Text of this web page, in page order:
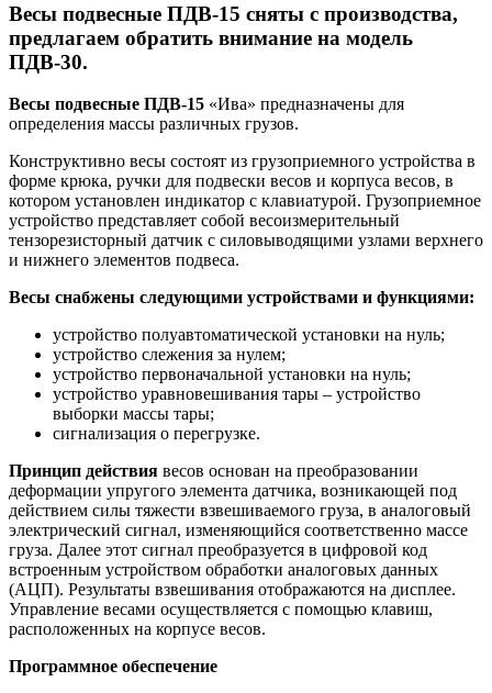
Весы подвесные ПДВ-15 сняты с производства,
предлагаем обратить внимание на модель
ПДВ-30.
Весы подвесные ПДВ-15 «Ива» предназначены для
определения массы различных грузов.
Конструктивно весы состоят из грузоприемного устройства в
форме крюка, ручки для подвески весов и корпуса весов, в
котором установлен индикатор с клавиатурой. Грузоприемное
устройство представляет собой весоизмерительный
тензорезисторный датчик с силовыводящими узлами верхнего
и нижнего элементов подвеса.
Весы снабжены следующими устройствами и функциями:
устройство полуавтоматической установки на нуль;
устройство слежения за нулем;
устройство первоначальной установки на нуль;
устройство уравновешивания тары – устройство
выборки массы тары;
сигнализация о перегрузке.
Принцип действия весов основан на преобразовании
деформации упругого элемента датчика, возникающей под
действием силы тяжести взвешиваемого груза, в аналоговый
электрический сигнал, изменяющийся соответственно массе
груза. Далее этот сигнал преобразуется в цифровой код
встроенным устройством обработки аналоговых данных
(АЦП). Результаты взвешивания отображаются на дисплее.
Управление весами осуществляется с помощью клавиш,
расположенных на корпусе весов.
Программное обеспечение